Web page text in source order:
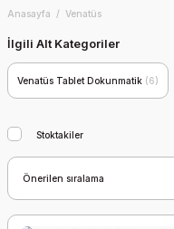
Anasayfa Venatüs
İlgili Alt Kategoriler
Venatüs Tablet Dokunmatik (6)
Stoktakiler